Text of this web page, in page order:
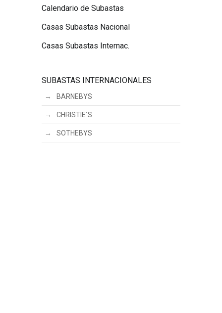
Calendario de Subastas
Casas Subastas Nacional
Casas Subastas Internac.
SUBASTAS INTERNACIONALES
BARNEBYS
CHRISTIE´S
SOTHEBYS